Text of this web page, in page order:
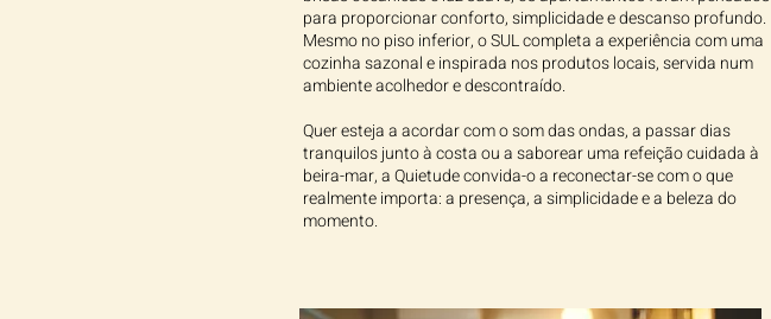
para proporcionar conforto, simplicidade e descanso profundo.
Mesmo no piso inferior, o SUL completa a experiência com uma
cozinha sazonal e inspirada nos produtos locais, servida num
ambiente acolhedor e descontraído.
Quer esteja a acordar com o som das ondas, a passar dias
tranquilos junto à costa ou a saborear uma refeição cuidada à
beira-mar, a Quietude convida-o a reconectar-se com o que
realmente importa: a presença, a simplicidade e a beleza do
momento.